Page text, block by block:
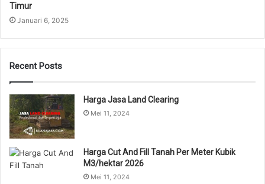
Timur
Januari 6, 2025
Recent Posts
Harga Jasa Land Clearing
Mei 11, 2024
Harga Cut And Fill Tanah Per Meter Kubik
M3/hektar 2026
Mei 11, 2024